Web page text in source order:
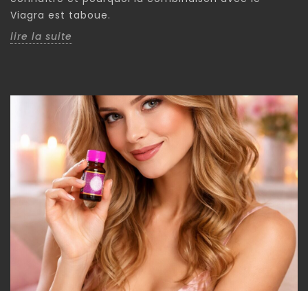
Viagra est taboue.
lire la suite